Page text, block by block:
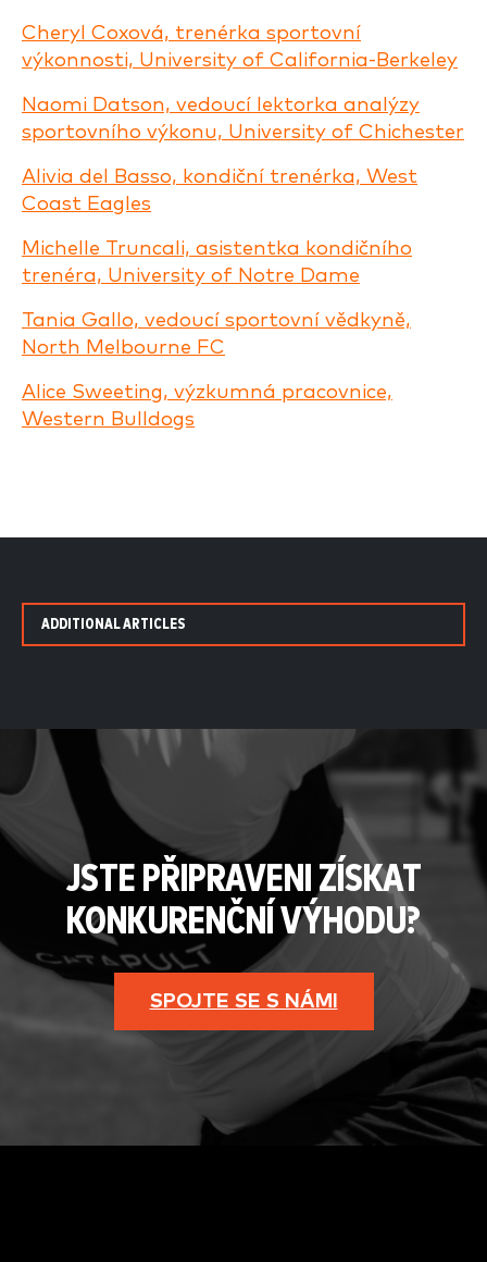
Cheryl Coxová, trenérka sportovní
výkonnosti, University of California-Berkeley
Naomi Datson, vedoucí lektorka analýzy
sportovního výkonu, University of Chichester
Alivia del Basso, kondiční trenérka, West
Coast Eagles
Michelle Truncali, asistentka kondičního
trenéra, University of Notre Dame
Tania Gallo, vedoucí sportovní vědkyně,
North Melbourne FC
Alice Sweeting, výzkumná pracovnice,
Western Bulldogs
ADDITIONAL ARTICLES
JSTE PŘIPRAVENI ZÍSKAT
KONKURENČNÍ VÝHODU?
SPOJTE SE S NÁMI